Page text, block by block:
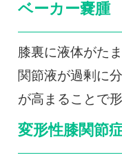
ベーカー嚢腫
膝裏に液体がた
関節液が過剰に
が高まることで
変形性膝関節